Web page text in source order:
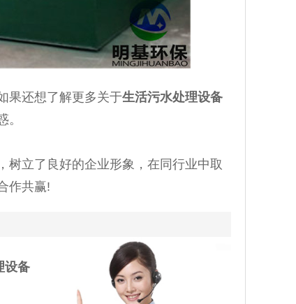
果还想了解更多关于生活污水处理设备
树立了良好的企业形象，在同行业中取
作共赢!
设备